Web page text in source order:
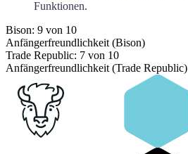
Funktionen.
Bison: 9 von 10
Anfängerfreundlichkeit (Bison)
Trade Republic: 7 von 10
Anfängerfreundlichkeit (Trade Republic)